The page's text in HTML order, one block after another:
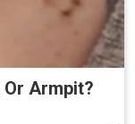
Or Armpit?